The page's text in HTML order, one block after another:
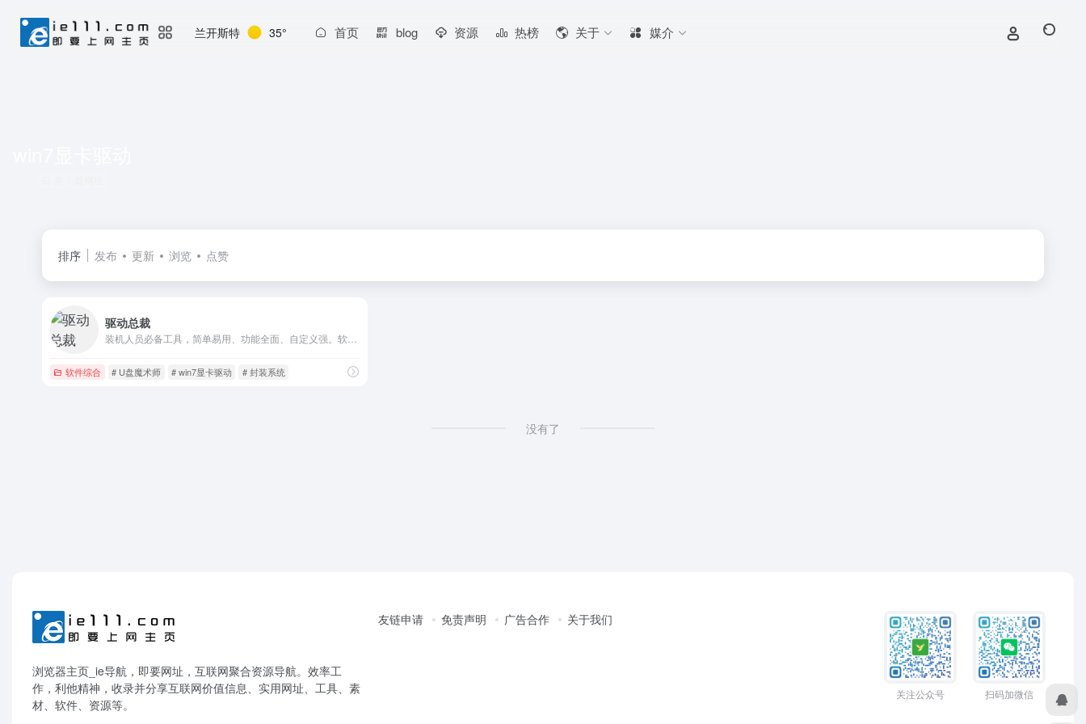
兰开斯特 35° 首页 blog 资源 热榜 关于 媒介
排序 发布 更新 浏览 点赞
驱动总裁
软件综合 # U盘魔术师 # win7显卡驱动 # 封装系统
没有了
浏览器主页_ie导航，即要网址，互联网聚合资源导航。效率工
作，利他精神，收录并分享互联网价值信息、实用网址、工具、素
材、软件、资源等。
友链申请 免责声明 广告合作 关于我们
关注公众号 扫码加微信